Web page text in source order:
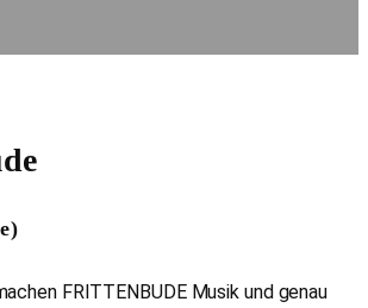
FRITTENBUDE Musik und genau